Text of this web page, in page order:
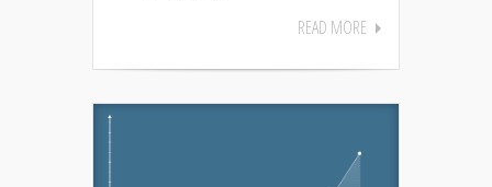
READ MORE